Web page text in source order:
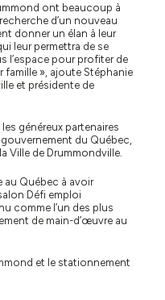
ont beaucoup à
d’un nouveau
donner un élan à leur
leur permettra de se
l’espace pour profiter de
famille », ajoute Stéphanie
et présidente de
généreux partenaires
du Québec,
Ville de Drummondville.
au Québec à avoir
Défi emploi
comme l’un des plus
de main-d’œuvre au
et le stationnement